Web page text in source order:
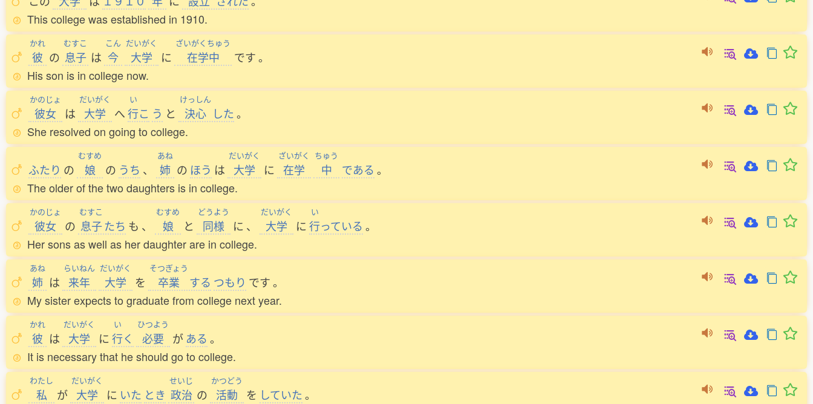
This college was established in 1910.
かれ
彼 の
むすこ
息子 は
こん
今
だいがく
大学 に
ざいがくちゅう
在学中 です。
His son is in college now.
かのじょ
彼女 は
だいがく
大学 へ
い
行こ う と
けっしん
決心 した。
She resolved on going to college.
ふたり の
むすめ
娘 の うち 、
あね
姉 の ほう は
だいがく
大学 に
ざいがく
在学
ちゅう
中 である 。
The older of the two daughters is in college.
かのじょ
彼女 の
むすこ
息子たち も 、
むすめ
娘 と
どうよう
同様 に 、
だいがく
大学 に
い
行っている 。
Her sons as well as her daughter are in college.
あね
姉 は
らいねん
来年
だいがく
大学 を
そつぎょう
卒業 する つもり です。
My sister expects to graduate from college next year.
かれ
彼 は
だいがく
大学 に
い
行く
ひつよう
必要 が ある 。
It is necessary that he should go to college.
わたし
私 が
だいがく
大学 に いた とき
せいじ
政治 の
かつどう
活動 を していた。